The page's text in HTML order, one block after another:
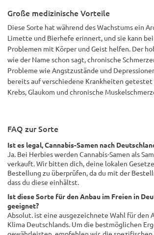
Große medizinische Vorteile
Diese Sorte hat während des Wachstums ein
Limette und Bierhefe erinnert, und sie kann
Problemen mit Körper und Geist helfen. Der
wie der Name schon sagt, chronische
Probleme wie Angstzustände und
bereits auf verschiedene Krankheiten getestet
Krebs, Glaukom und chronische
FAQ zur Sorte
Ist es legal, Cannabis-Samen nach
Ja. Bei Herbies werden Cannabis-Samen als
verkauft. Wir bitten dich, deine lokalen
Bestellung zu überprüfen, da du mit der
dass du diese einhältst.
Ist diese Sorte für den Anbau im Freien in
geeignet?
Absolut. ist eine ausgezeichnete Wahl für den
Klima Deutschlands. Um die bestmöglichen